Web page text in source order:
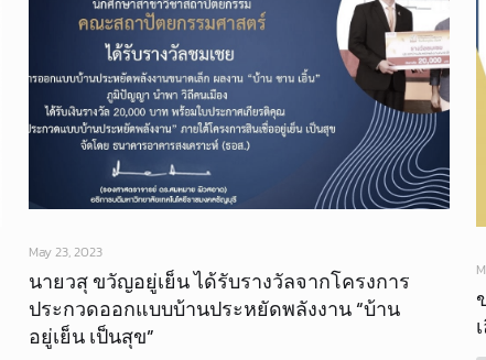
May 23, 2023
นายวสุ ขวัญอยู่เย็น ได้รับรางวัลจากโครงการ
ประกวดออกแบบบ้านประหยัดพลังงาน “บ้าน
อยู่เย็น เป็นสุข”